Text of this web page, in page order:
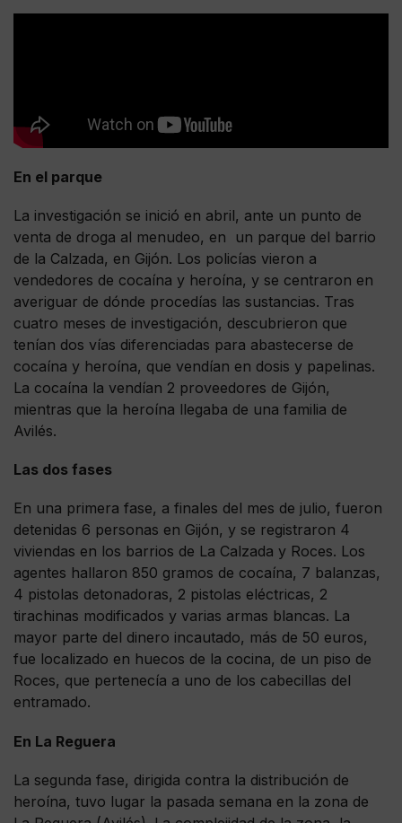
En el parque
La investigación se inició en abril, ante un punto de
venta de droga al menudeo, en un parque del barrio
de la Calzada, en Gijón. Los policías vieron a
vendedores de cocaína y heroína, y se centraron en
averiguar de dónde procedías las sustancias. Tras
cuatro meses de investigación, descubrieron que
tenían dos vías diferenciadas para abastecerse de
cocaína y heroína, que vendían en dosis y papelinas.
La cocaína la vendían 2 proveedores de Gijón,
mientras que la heroína llegaba de una familia de
Avilés.
Las dos fases
En una primera fase, a finales del mes de julio, fueron
detenidas 6 personas en Gijón, y se registraron 4
viviendas en los barrios de La Calzada y Roces. Los
agentes hallaron 850 gramos de cocaína, 7 balanzas,
4 pistolas detonadoras, 2 pistolas eléctricas, 2
tirachinas modificados y varias armas blancas. La
mayor parte del dinero incautado, más de 50 euros,
fue localizado en huecos de la cocina, de un piso de
Roces, que pertenecía a uno de los cabecillas del
entramado.
En La Reguera
La segunda fase, dirigida contra la distribución de
heroína, tuvo lugar la pasada semana en la zona de